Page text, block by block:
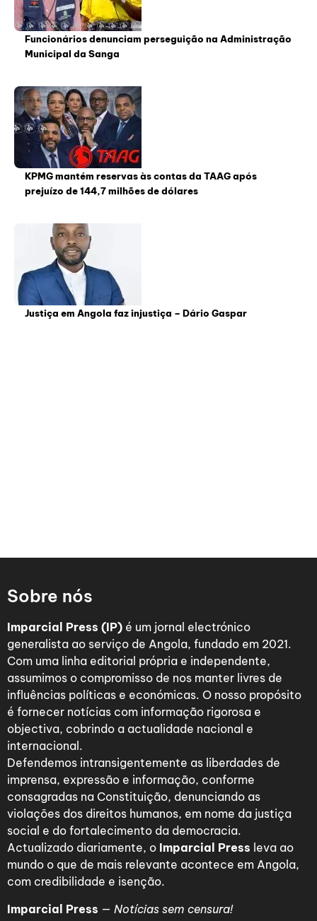
Funcionários denunciam perseguição na Administração
Municipal da Sanga
KPMG mantém reservas às contas da TAAG após
prejuízo de 144,7 milhões de dólares
Justiça em Angola faz injustiça – Dário Gaspar
Sobre nós
Imparcial Press (IP) é um jornal electrónico
generalista ao serviço de Angola, fundado em 2021.
Com uma linha editorial própria e independente,
assumimos o compromisso de nos manter livres de
influências políticas e económicas. O nosso propósito
é fornecer notícias com informação rigorosa e
objectiva, cobrindo a actualidade nacional e
internacional.
Defendemos intransigentemente as liberdades de
imprensa, expressão e informação, conforme
consagradas na Constituição, denunciando as
violações dos direitos humanos, em nome da justiça
social e do fortalecimento da democracia.
Actualizado diariamente, o Imparcial Press leva ao
mundo o que de mais relevante acontece em Angola,
com credibilidade e isenção.
Imparcial Press — Notícias sem censura!